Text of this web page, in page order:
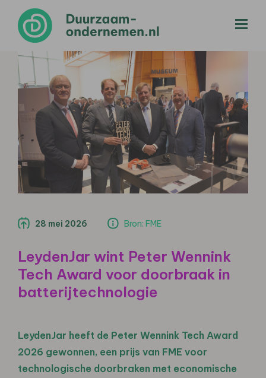
28 mei 2026 Bron: FME
LeydenJar wint Peter Wennink
Tech Award voor doorbraak in
batterijtechnologie
LeydenJar heeft de Peter Wennink Tech Award
2026 gewonnen, een prijs van FME voor
technologische doorbraken met economische